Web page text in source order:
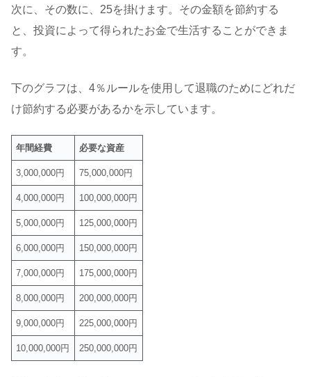
次に、その数に、25を掛けます。その金額を節約する
と、投資によって得られたお金で生活することができま
す。
下のグラフは、4％ルールを使用して退職のためにどれだ
け節約する必要があるかを示しています。
年間経費 必要な資産
3,000,000円 75,000,000円
4,000,000円 100,000,000円
5,000,000円 125,000,000円
6,000,000円 150,000,000円
7,000,000円 175,000,000円
8,000,000円 200,000,000円
9,000,000円 225,000,000円
10,000,000円 250,000,000円